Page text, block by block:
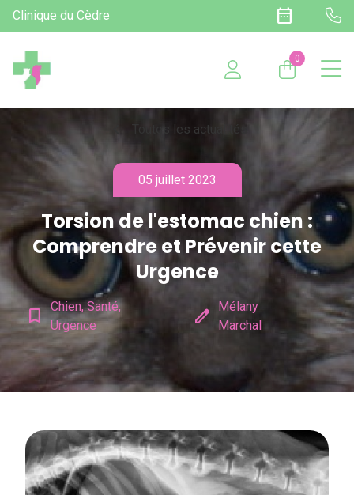
Clinique du Cèdre date_range
0
chevron_left Toutes les actualités
05 juillet 2023
Torsion de l'estomac chien :
Comprendre et Prévenir cette
Urgence
bookmark_border Chien, Santé,
Urgence
edit
Mélany
Marchal